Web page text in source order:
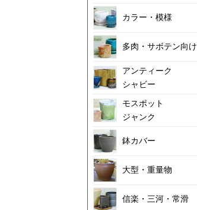
カラー・模様
多肉・サボテン向け
アンティーク
シャビー
モスポット
ジャンク
鉢カバー
大型・重量物
信楽・三河・常滑